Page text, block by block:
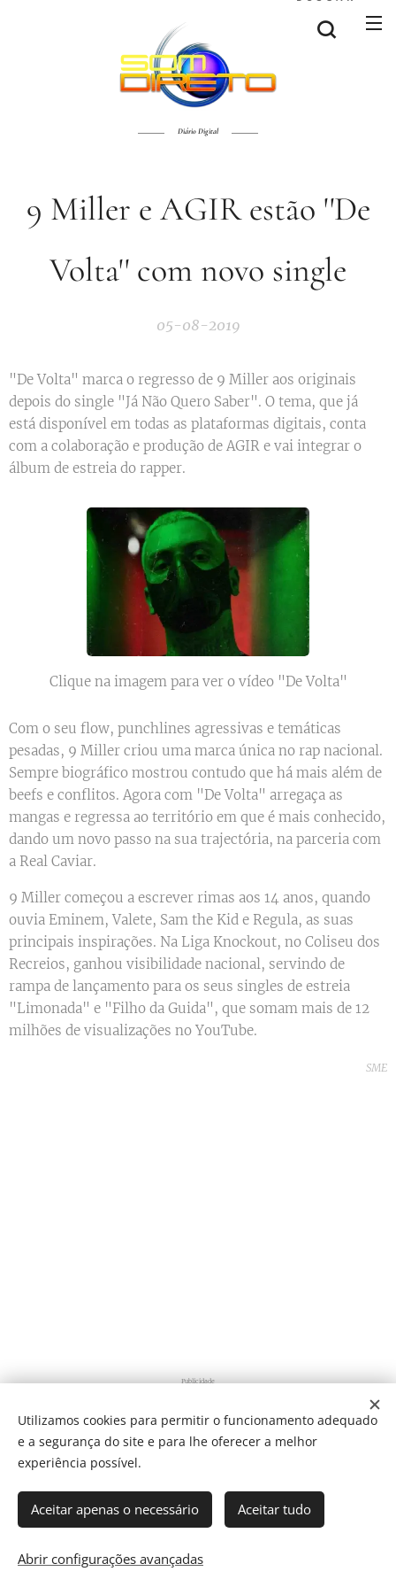
Diário Digital
9 Miller e AGIR estão ''De
Volta'' com novo single
05-08-2019
"De Volta" marca o regresso de 9 Miller aos originais
depois do single "Já Não Quero Saber". O tema, que já
está disponível em todas as plataformas digitais, conta
com a colaboração e produção de AGIR e vai integrar o
álbum de estreia do rapper.
Clique na imagem para ver o vídeo "De Volta"
Com o seu flow, punchlines agressivas e temáticas
pesadas, 9 Miller criou uma marca única no rap nacional.
Sempre biográfico mostrou contudo que há mais além de
beefs e conflitos. Agora com "De Volta" arregaça as
mangas e regressa ao território em que é mais conhecido,
dando um novo passo na sua trajectória, na parceria com
a Real Caviar.
9 Miller começou a escrever rimas aos 14 anos, quando
ouvia Eminem, Valete, Sam the Kid e Regula, as suas
principais inspirações. Na Liga Knockout, no Coliseu dos
Recreios, ganhou visibilidade nacional, servindo de
rampa de lançamento para os seus singles de estreia
"Limonada" e "Filho da Guida", que somam mais de 12
milhões de visualizações no YouTube.
SME
Publicidade
Share
Director: J. Ricardo C. Coelho
Utilizamos cookies para permitir o funcionamento adequado
e a segurança do site e para lhe oferecer a melhor
experiência possível.
Aceitar apenas o necessário Aceitar tudo
Abrir configurações avançadas